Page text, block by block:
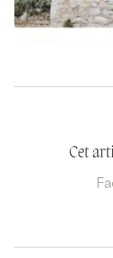
Cet